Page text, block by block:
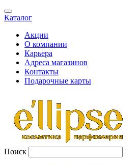
Каталог
Акции
О компании
Карьера
Адреса магазинов
Контакты
Подарочные карты
Поиск